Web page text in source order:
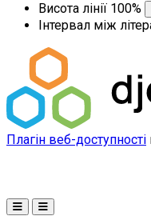
Висота лінії 100%
Інтервал між
Плагін веб-доступності